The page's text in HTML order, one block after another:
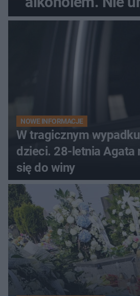
NOWE INFORMACJE
W tragicznym
dzieci. 28-letnia Agata
się do winy